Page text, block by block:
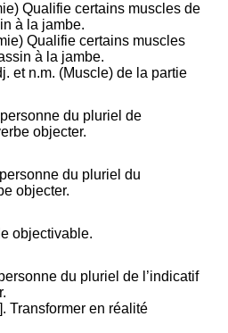
Qualifie certains muscles de
à la jambe.
Qualifie certains muscles
à la jambe.
et n.m. (Muscle) de la partie
du pluriel de
objecter.
du pluriel du
objecter.
objectivable.
du pluriel de l’indicatif
Transformer en réalité